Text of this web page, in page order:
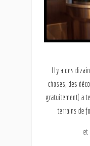
Il y a des
choses, des
gratuitement) a
terrains de
et